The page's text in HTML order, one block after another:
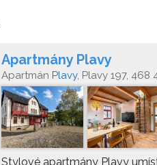
Apartmány Plavy
Apartmán Plavy, Plavy 197, 468
Stylové apartmány Plavy